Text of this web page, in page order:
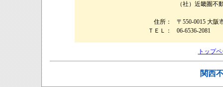
（社）近畿圏不
住所：
〒550-0015 大阪
ＴＥＬ：
06-6536-2081
トップ
関西